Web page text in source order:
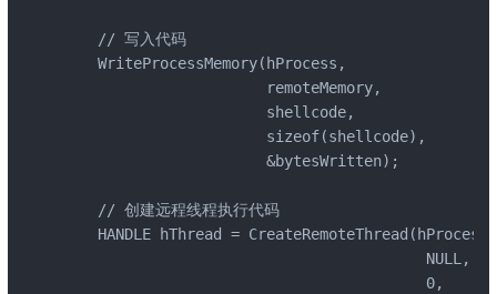
    // 写入代码
    WriteProcessMemory(hProcess,
                       remoteMemory,
                       shellcode,
                       sizeof(shellcode),
                       &bytesWritten);
    // 创建远程线程执行代码
HANDLE hThread =
                                         NULL,
                                         0,